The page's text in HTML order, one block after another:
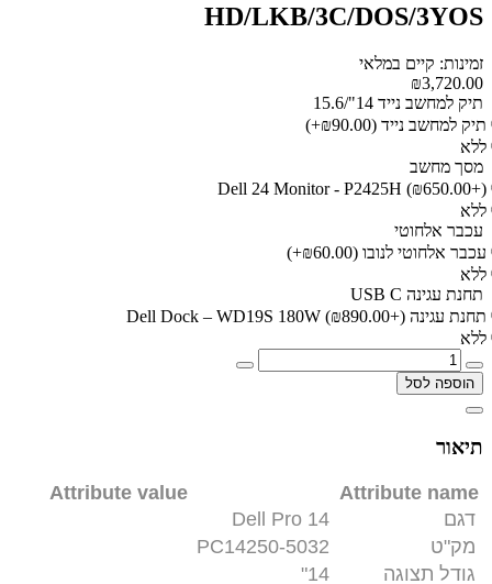
HD/LKB/3C/DOS/3YOS
זמינות: קיים במלאי
₪3,720.00
תיק למחשב נייד 14"/15.6
תיק למחשב נייד (₪90.00+)
ללא
מסך מחשב
Dell 24 Monitor - P2425H (₪650.00+)
ללא
עכבר אלחוטי
עכבר אלחוטי לנובו (₪60.00+)
ללא
תחנת עגינה USB C
תחנת עגינה Dell Dock – WD19S 180W (₪890.00+)
ללא
הוספה לסל
תיאור
Attribute name
Attribute value
דגם
Dell Pro 14
מק"ט
PC14250-5032
גודל תצוגה
14"